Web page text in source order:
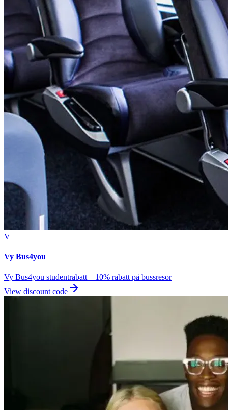
V
Vy Bus4you
Vy Bus4you studentrabatt – 10% rabatt på bussresor
View discount code